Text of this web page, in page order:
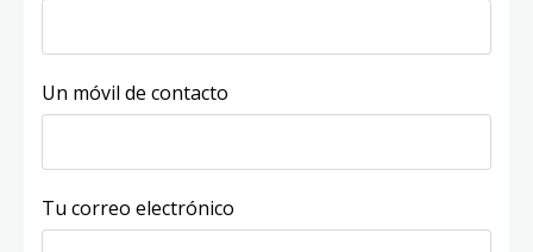
Un móvil de contacto
Tu correo electrónico